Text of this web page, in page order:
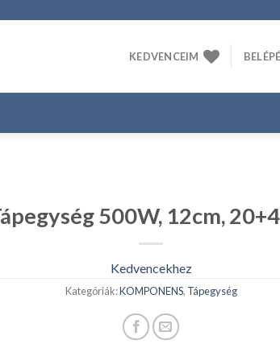
KEDVENCEIM
500W, 12cm,
Kedvencekhez
Kategóriák:KOMPONENS, Tápegység